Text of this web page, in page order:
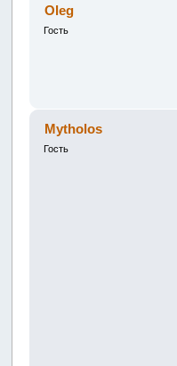
Oleg
Гость
Mytholos
Гость